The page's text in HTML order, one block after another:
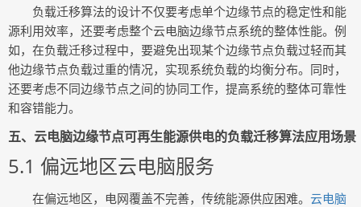
负载迁移算法的设计不仅要考虑单个边缘节点的稳定性和能
源利用效率，还要考虑整个云电脑边缘节点系统的整体性能。例
如，在负载迁移过程中，要避免出现某个边缘节点负载过轻而其
他边缘节点负载过重的情况，实现系统负载的均衡分布。同时，
还要考虑不同边缘节点之间的协同工作，提高系统的整体可靠性
和容错能力。
五、云电脑边缘节点可再生能源供电的负载迁移算法应用场景
5.1 偏远地区云电脑服务
在偏远地区，电网覆盖不完善，传统能源供应困难。 云电脑